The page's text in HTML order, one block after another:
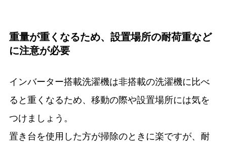
重量が重くなるため、設置場所の耐荷重など
に注意が必要
インバーター搭載洗濯機は非搭載の洗濯機に比べ
ると重くなるため、移動の際や設置場所には気を
つけましょう。
置き台を使用した方が掃除のときに楽ですが、耐